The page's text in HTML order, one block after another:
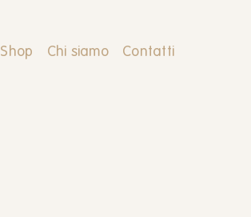
Shop Chi siamo Contatti